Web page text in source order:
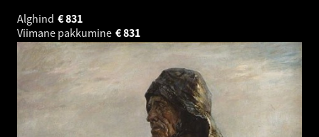
Alghind
831
€
Viimane pakkumine
831
€